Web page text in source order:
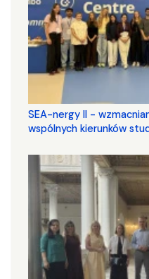
SEA-nergy II -
wspólnych kierunków